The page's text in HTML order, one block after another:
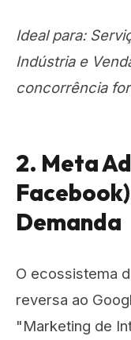
Ideal para:
Indústria e
concorrência
2. Meta
Demanda
O ecossistema
reversa ao
"Marketing de